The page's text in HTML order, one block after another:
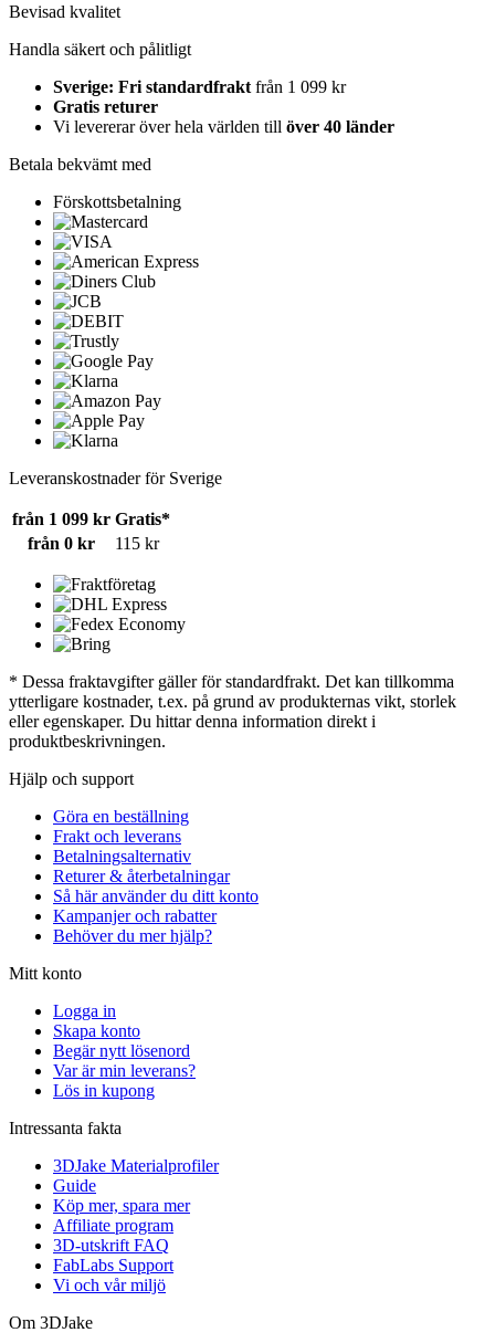
Bevisad kvalitet
Handla säkert och pålitligt
Sverige: Fri standardfrakt från 1 099 kr
Gratis returer
Vi levererar över hela världen till över 40 länder
Betala bekvämt med
Förskottsbetalning
Leveranskostnader för Sverige
från 1 099 kr Gratis*
från 0 kr
115 kr
* Dessa fraktavgifter gäller för standardfrakt. Det kan tillkomma
ytterligare kostnader, t.ex. på grund av produkternas vikt, storlek
eller egenskaper. Du hittar denna information direkt i
produktbeskrivningen.
Hjälp och support
Göra en beställning
Frakt och leverans
Betalningsalternativ
Returer & återbetalningar
Så här använder du ditt konto
Kampanjer och rabatter
Behöver du mer hjälp?
Mitt konto
Logga in
Skapa konto
Begär nytt lösenord
Var är min leverans?
Lös in kupong
Intressanta fakta
3DJake Materialprofiler
Guide
Köp mer, spara mer
Affiliate program
3D-utskrift FAQ
FabLabs Support
Vi och vår miljö
Om 3DJake